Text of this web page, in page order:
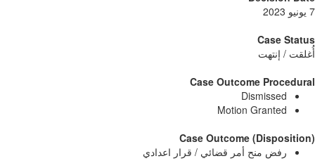
Case
/ إنتهت
Case Outcome
Dismissed
Motion Granted
Case Outcome
رفض منح أمر قضائي / قرار اعدادي